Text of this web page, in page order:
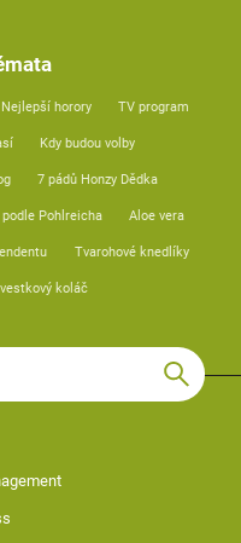
Nejlepší horory TV program
Kdy budou volby
7 pádů Honzy Dědka
Pohlreicha Aloe vera
Tvarohové knedlíky
koláč